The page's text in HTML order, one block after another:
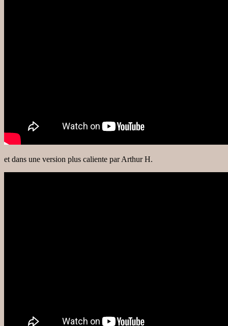
et dans une version plus caliente par Arthur H.